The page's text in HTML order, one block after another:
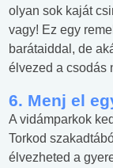
olyan sok kaját
vagy! Ez egy
barátaiddal, de
élvezed a csodás
6. Menj el
A vidámparkok
Torkod
élvezheted a